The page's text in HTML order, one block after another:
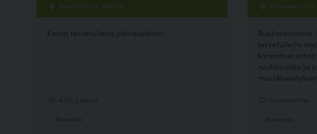
Vaasankatu 4, Helsinki
Koirat tervetulleita päiväsaikaan.
Hämeentie 13
tervetulleita
kannattaa
ruuhka-aika ja